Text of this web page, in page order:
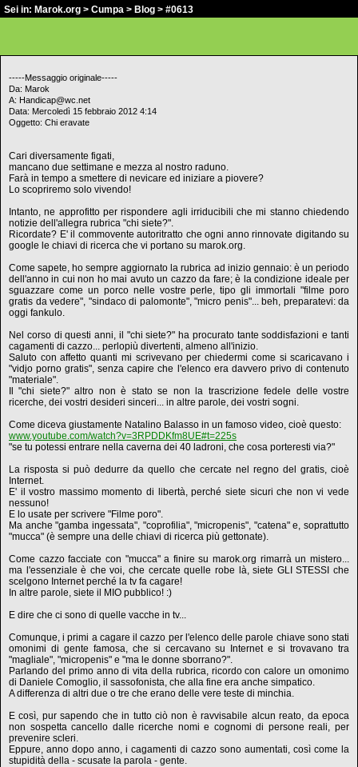
Sei in: Marok.org > Cumpa > Blog > #0613
-----Messaggio originale-----
Da: Marok
A: Handicap@wc.net
Data: Mercoledì 15 febbraio 2012 4:14
Oggetto: Chi eravate
Cari diversamente figati,
mancano due settimane e mezza al nostro raduno.
Farà in tempo a smettere di nevicare ed iniziare a piovere?
Lo scopriremo solo vivendo!
Intanto, ne approfitto per rispondere agli irriducibili che mi stanno chiedendo
notizie dell'allegra rubrica "chi siete?".
Ricordate? E' il commovente autoritratto che ogni anno rinnovate digitando su
google le chiavi di ricerca che vi portano su marok.org.
Come sapete, ho sempre aggiornato la rubrica ad inizio gennaio: è un periodo
dell'anno in cui non ho mai avuto un cazzo da fare; è la condizione ideale per
sguazzare come un porco nelle vostre perle, tipo gli immortali "filme poro
gratis da vedere", "sindaco di palomonte", "micro penis"... beh, preparatevi: da
oggi fankulo.
Nel corso di questi anni, il "chi siete?" ha procurato tante soddisfazioni e tanti
cagamenti di cazzo... perlopiù divertenti, almeno all'inizio.
Saluto con affetto quanti mi scrivevano per chiedermi come si scaricavano i
"vidjo porno gratis", senza capire che l'elenco era davvero privo di contenuto
"materiale".
Il "chi siete?" altro non è stato se non la trascrizione fedele delle vostre
ricerche, dei vostri desideri sinceri... in altre parole, dei vostri sogni.
Come diceva giustamente Natalino Balasso in un famoso video, cioè questo:
www.youtube.com/watch?v=3RPDDKfm8UE#t=225s
"se tu potessi entrare nella caverna dei 40 ladroni, che cosa porteresti via?"
La risposta si può dedurre da quello che cercate nel regno del gratis, cioè
Internet.
E' il vostro massimo momento di libertà, perché siete sicuri che non vi vede
nessuno!
E lo usate per scrivere "Filme poro".
Ma anche "gamba ingessata", "coprofilia", "micropenis", "catena" e, soprattutto
"mucca" (è sempre una delle chiavi di ricerca più gettonate).
Come cazzo facciate con "mucca" a finire su marok.org rimarrà un mistero...
ma l'essenziale è che voi, che cercate quelle robe là, siete GLI STESSI che
scelgono Internet perché la tv fa cagare!
In altre parole, siete il MIO pubblico! :)
E dire che ci sono di quelle vacche in tv...
Comunque, i primi a cagare il cazzo per l'elenco delle parole chiave sono stati
omonimi di gente famosa, che si cercavano su Internet e si trovavano tra
"magliale", "micropenis" e "ma le donne sborrano?".
Parlando del primo anno di vita della rubrica, ricordo con calore un omonimo
di Daniele Comoglio, il sassofonista, che alla fine era anche simpatico.
A differenza di altri due o tre che erano delle vere teste di minchia.
E così, pur sapendo che in tutto ciò non è ravvisabile alcun reato, da epoca
non sospetta cancello dalle ricerche nomi e cognomi di persone reali, per
prevenire scleri.
Eppure, anno dopo anno, i cagamenti di cazzo sono aumentati, così come la
stupidità della - scusate la parola - gente.